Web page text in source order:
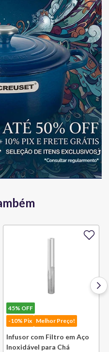
45% OFF
-10% Pix Melhor Preço!
Infusor com Filtro em Aço
Inoxidável para Chá